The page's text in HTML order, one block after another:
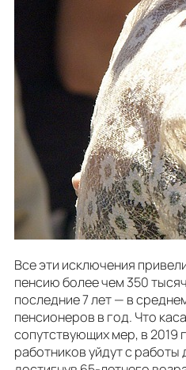
Все эти исключения
пенсию более чем 350
последние 7 лет — в
пенсионеров в год. Что
сопутствующих мер, в 2019
работников уйдут с